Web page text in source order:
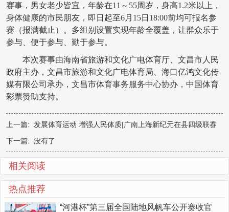
赛事，男女老少皆宜，年龄在11～55周岁，身高1.2米以上，
身体健康的市民朋友，即日起至6月15日18:00前均可报名参
赛（报满截止）。多组别设置实现年龄全覆盖，让群众乐于
参与、便于参与、勤于参与。
本次赛事由海南省旅游和文化广电体育厅
文昌市人民
政府主办，文昌市旅游和文化广电体育局、海口亿鸿文化传
媒有限公司承办，文昌市体育事务服务中心协办，中国体育
彩票赞助支持。
上一篇: 发展体育运动 增强人民体质|广南上海新纪元在县四级联赛
中夺冠！
下一篇: 没有了
相关阅读
热点推荐
“河港杯”第三届全国陆地风帆车公开赛收官